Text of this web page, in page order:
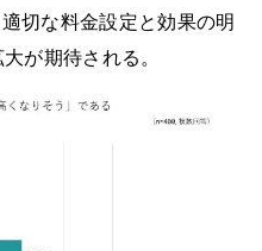
切な料金設定と効果の明
が期待される。